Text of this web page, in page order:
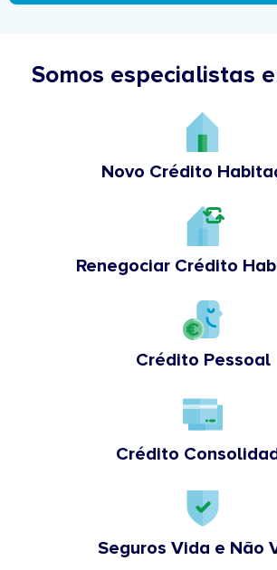
Somos especialistas
Novo Crédito
Renegociar Crédito
Crédito Pessoal
Crédito
Seguros Vida e Não